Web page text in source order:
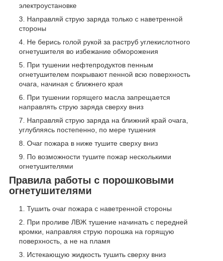
электроустановке
Направляй струю заряда только с наветренной
стороны
Не берись голой рукой за раструб углекислотного
огнетушителя во избежание обморожения
При тушении нефтепродуктов пенным
огнетушителем покрывают пенной всю поверхность
очага, начиная с ближнего края
При тушении горящего масла запрещается
направлять струю заряда сверху вниз
Направляй струю заряда на ближний край очага,
углубляясь постепенно, по мере тушения
Очаг пожара в ниже тушите сверху вниз
По возможности тушите пожар несколькими
огнетушителями
Правила работы с порошковыми
огнетушителями
Тушить очаг пожара с наветренной стороны
При проливе ЛВЖ тушение начинать с передней
кромки, направляя струю порошка на горящую
поверхность, а не на пламя
Истекающую жидкость тушить сверху вниз